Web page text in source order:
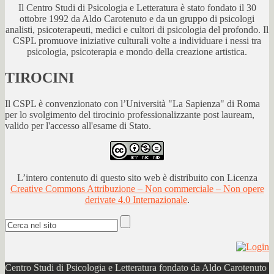
Il Centro Studi di Psicologia e Letteratura è stato fondato il 30
ottobre 1992 da Aldo Carotenuto e da un gruppo di psicologi
analisti, psicoterapeuti, medici e cultori di psicologia del profondo. Il
CSPL promuove iniziative culturali volte a individuare i nessi tra
psicologia, psicoterapia e mondo della creazione artistica.
TIROCINI
Il CSPL è convenzionato con l’Università "La Sapienza" di Roma
per lo svolgimento del tirocinio professionalizzante post lauream,
valido per l'accesso all'esame di Stato.
L’intero contenuto di questo sito web è distribuito con Licenza
Creative Commons Attribuzione – Non commerciale – Non opere
derivate 4.0 Internazionale.
Centro Studi di Psicologia e Letteratura fondato da Aldo Carotenuto